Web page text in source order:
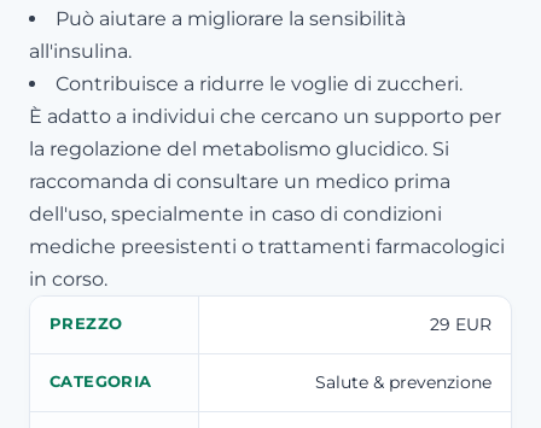
Può aiutare a migliorare la sensibilità
all'insulina.
Contribuisce a ridurre le voglie di zuccheri.
È adatto a individui che cercano un supporto per
la regolazione del metabolismo glucidico. Si
raccomanda di consultare un medico prima
dell'uso, specialmente in caso di condizioni
mediche preesistenti o trattamenti farmacologici
in corso.
PREZZO 29 EUR
CATEGORIA Salute & prevenzione